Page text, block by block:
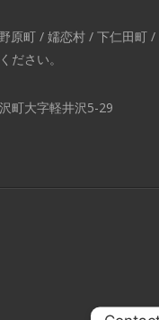
原町 / 嬬恋村 / 下仁田町 /
ださい。
町大字軽井沢5-29